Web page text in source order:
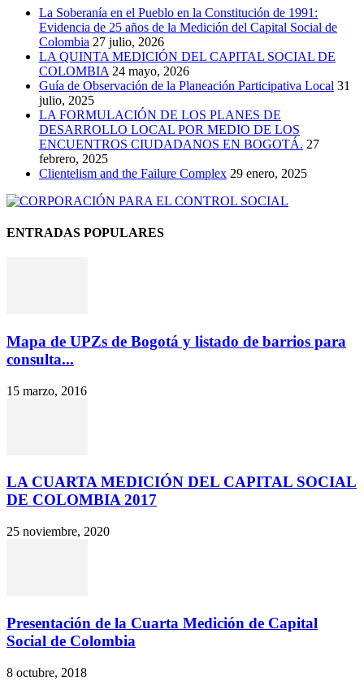
La Soberanía en el Pueblo en la Constitución de 1991:
Evidencia de 25 años de la Medición del Capital Social de
Colombia 27 julio, 2026
LA QUINTA MEDICIÓN DEL CAPITAL SOCIAL DE
COLOMBIA 24 mayo, 2026
Guía de Observación de la Planeación Participativa Local 31
julio, 2025
LA FORMULACIÓN DE LOS PLANES DE
DESARROLLO LOCAL POR MEDIO DE LOS
ENCUENTROS CIUDADANOS EN BOGOTÁ. 27
febrero, 2025
Clientelism and the Failure Complex 29 enero, 2025
ENTRADAS POPULARES
Mapa de UPZs de Bogotá y listado de barrios para
consulta...
15 marzo, 2016
LA CUARTA MEDICIÓN DEL CAPITAL SOCIAL
DE COLOMBIA 2017
25 noviembre, 2020
Presentación de la Cuarta Medición de Capital
Social de Colombia
8 octubre, 2018